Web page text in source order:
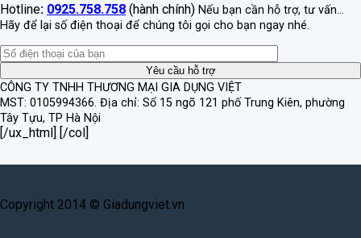
Hotline: 0925.758.758 (hành chính) Nếu bạn cần hỗ trợ, tư vấn...
Hãy để lại số điện thoại để chúng tôi gọi cho bạn ngay nhé.
CÔNG TY TNHH THƯƠNG MẠI GIA DỤNG VIỆT
MST: 0105994366. Địa chỉ: Số 15 ngõ 121 phố Trung Kiên, phường
Tây Tựu, TP Hà Nội
[/ux_html] [/col]
Copyright 2014 © Giadungviet.vn